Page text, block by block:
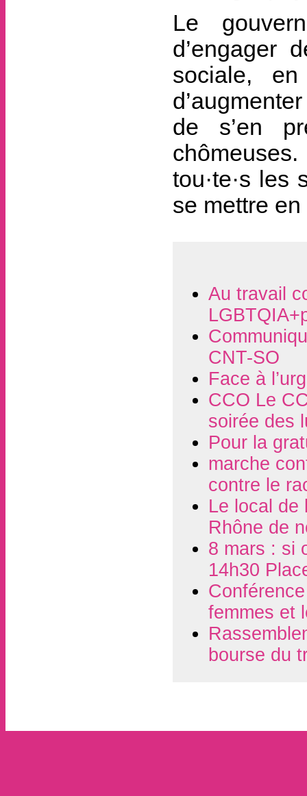
Le
d’engager
sociale,
de s’en
tou·te·s les
se mettre
Au travail
CNT-SO
Face à
CCO Le
soirée des
Pour la
marche
contre le
Le local de
Rhône de
8 mars : si
14h30
femmes et
bourse du